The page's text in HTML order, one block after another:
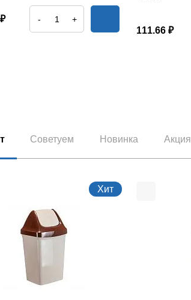
- +
111.66 ₽
Советуем Новинка Акция
Хит